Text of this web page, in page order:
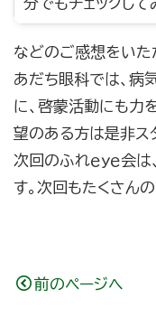
などのご感想をい
あだち眼科では、病
に、啓蒙活動にも力
望のある方は是非ス
次回のふれｅｙｅ会
す。次回もたくさん
前のページへ